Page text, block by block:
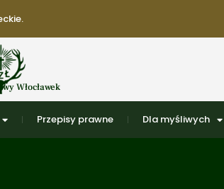
Włocławek
Przepisy prawne Dla myśliwych